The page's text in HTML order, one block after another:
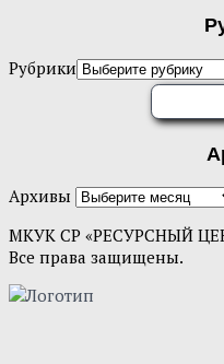
Рубрики
Архивы
МКУК СР «РЕСУРСНЫЙ
Все права защищены.